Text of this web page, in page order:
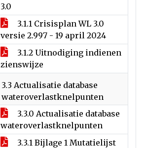
3.0
3.1.1 Crisisplan WL 3.0
versie 2.997 - 19 april 2024
3.1.2 Uitnodiging indienen
zienswijze
3.3 Actualisatie database
wateroverlastknelpunten
3.3.0 Actualisatie database
wateroverlastknelpunten
3.3.1 Bijlage 1 Mutatielijst